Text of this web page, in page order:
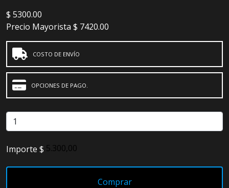
$ 5300.00
Precio Mayorista $ 7420.00
COSTO DE ENVÍO
OPCIONES DE PAGO.
Importe $
Comprar